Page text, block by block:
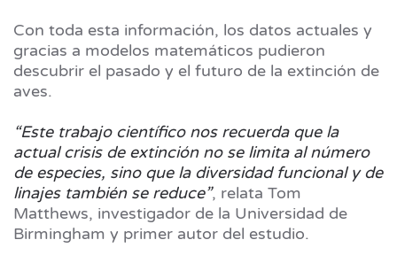
Con toda esta información, los datos actuales y
gracias a modelos matemáticos pudieron
descubrir el pasado y el futuro de la extinción de
aves.
“Este trabajo científico nos recuerda que la
actual crisis de extinción no se limita al número
de especies, sino que la diversidad funcional y de
linajes también se reduce”, relata Tom
Matthews, investigador de la Universidad de
Birmingham y primer autor del estudio.